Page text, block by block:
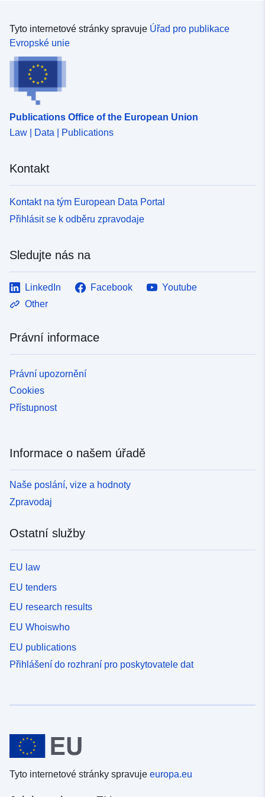
Tyto internetové stránky spravuje Úřad pro publikace
Evropské unie
Publications Office of the European Union
Law | Data | Publications
Kontakt
Kontakt na tým European Data Portal
Přihlásit se k odběru zpravodaje
Sledujte nás na
LinkedIn Facebook
Youtube
Other
Právní informace
Právní upozornění
Cookies
Přístupnost
Informace o našem úřadě
Naše poslání, vize a hodnoty
Zpravodaj
Ostatní služby
EU law
EU tenders
EU research results
EU Whoiswho
EU publications
Přihlášení do rozhraní pro poskytovatele dat
Tyto internetové stránky spravuje europa.eu